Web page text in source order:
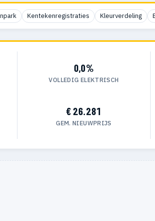
Kentekenregistraties Kleurverdeling
0,0%
VOLLEDIG ELEKTRISCH
€ 26.281
GEM. NIEUWPRIJS